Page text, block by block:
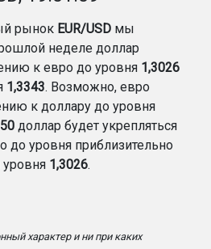
рынок EUR/USD мы
неделе доллар
к евро до уровня 1,3026
1,3343. Возможно, евро
к доллару до уровня
доллар будет укрепляться
до уровня приблизительно
уровня 1,3026.
характер и ни при каких